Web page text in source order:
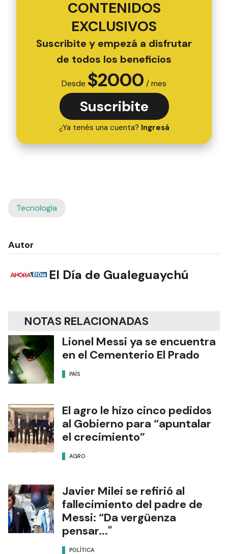
CONTENIDOS
EXCLUSIVOS
Suscribite y empezá a disfrutar
de todos los beneficios
Desde $2000 / mes
Suscribite
¿Ya tenés una cuenta? Ingresá
Tecnología
Autor
El Día de Gualeguaychú
NOTAS RELACIONADAS
Lionel Messi ya se encuentra
en el Cementerio El Prado
PAÍS
El agro le hizo cinco pedidos
al Gobierno para “apuntalar
el crecimiento”
AGRO
Javier Milei se refirió al
fallecimiento del padre de
Messi: “Da vergüenza
pensar..."
POLÍTICA